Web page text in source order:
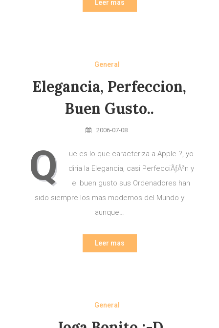
Leer mas
General
Elegancia, Perfeccion,
Buen Gusto..
2006-07-08
Q
ue es lo que caracteriza a Apple ?, yo
diria la Elegancia, casi PerfecciÃƒÂ³n y
el buen gusto sus Ordenadores han
sido siempre los mas modernos del Mundo y
aunque…
Leer mas
General